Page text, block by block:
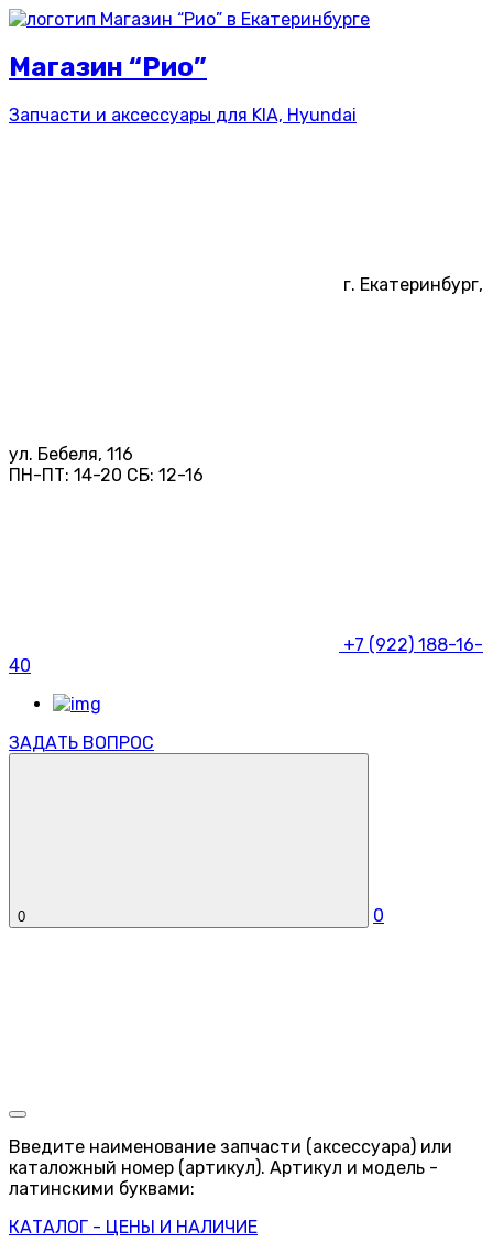
Магазин “Рио”
Запчасти и аксессуары для KIA, Hyundai
г. Екатеринбург,
ул. Бебеля, 116
ПН-ПТ: 14-20 СБ: 12-16
+7 (922) 188-16-
40
ЗАДАТЬ ВОПРОС
0 0
Введите наименование запчасти (аксессуара) или
каталожный номер (артикул). Артикул и модель -
латинскими буквами:
КАТАЛОГ - ЦЕНЫ И НАЛИЧИЕ